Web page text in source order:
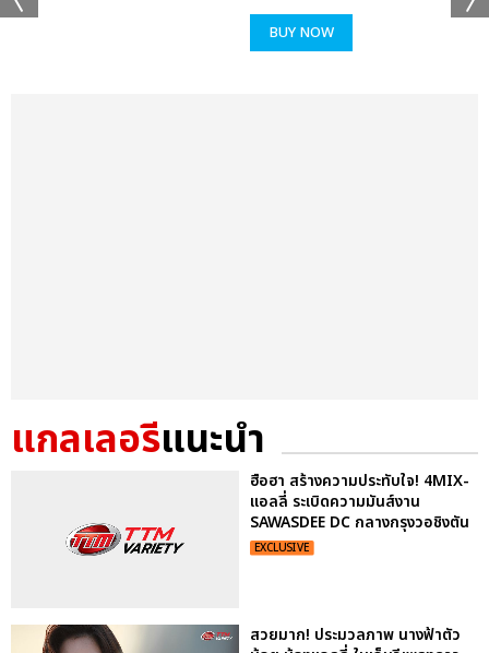
BUY NOW
แกลเลอรีแนะนำ
ฮือฮา สร้างความประทับใจ! 4MIX-
แอลลี่ ระเบิดความมันส์งาน
SAWASDEE DC กลางกรุงวอชิงตัน
EXCLUSIVE
สวยมาก! ประมวลภาพ นางฟ้าตัว